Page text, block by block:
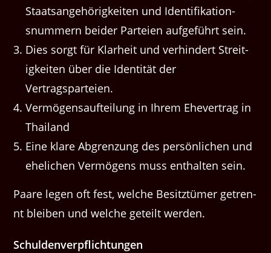
Staat­sange­hörigkeit­en und Iden­ti­fika­tion­
snum­mern bei­der Parteien aufge­führt sein.
Dies sorgt für Klarheit und ver­hin­dert Stre­it­
igkeit­en über die Iden­tität der
Vertragsparteien.
Ver­mö­gen­saufteilung in Ihrem Ehev­er­trag in
Thailand
Eine klare Abgren­zung des per­sön­lichen und
ehe­lichen Ver­mö­gens muss enthal­ten sein.
Paare leg­en oft fest, welche Besitztümer getren­
nt bleiben und welche geteilt werden.
Schulden­verpflich­tun­gen